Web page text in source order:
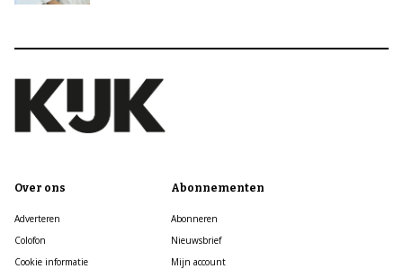
Over ons
Adverteren
Colofon
Cookie informatie
Abonnementen
Abonneren
Nieuwsbrief
Mijn account